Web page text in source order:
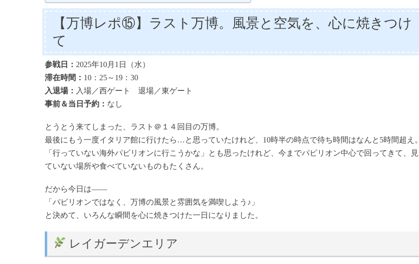
【万博レポ⑮】ラスト万博。風景と空気を、心に焼きつけ
て
参戦日： 2025年10月1日（水）
滞在時間： 10：25～19：30
入退場： 入場／西ゲート 退場／東ゲート
事前＆当日予約： なし
とうとう来てしまった、ラスト＠１４回目の万博。
最後にもう一度イタリア館に行けたら…と思っていたけれど、10時半の時点で待ち時間はなんと5時間超え。
「行っていない海外パビリオンに行こうかな」とも思ったけれど、今までパビリオン中心で回ってきて、見
ていない場所や食べていないものもたくさん。
だから今日は――
「パビリオンではなく、万博の風景と雰囲気を満喫しよう♪」
と決めて、いろんな瞬間を心に焼きつけた一日になりました。
レイガーデンエリア